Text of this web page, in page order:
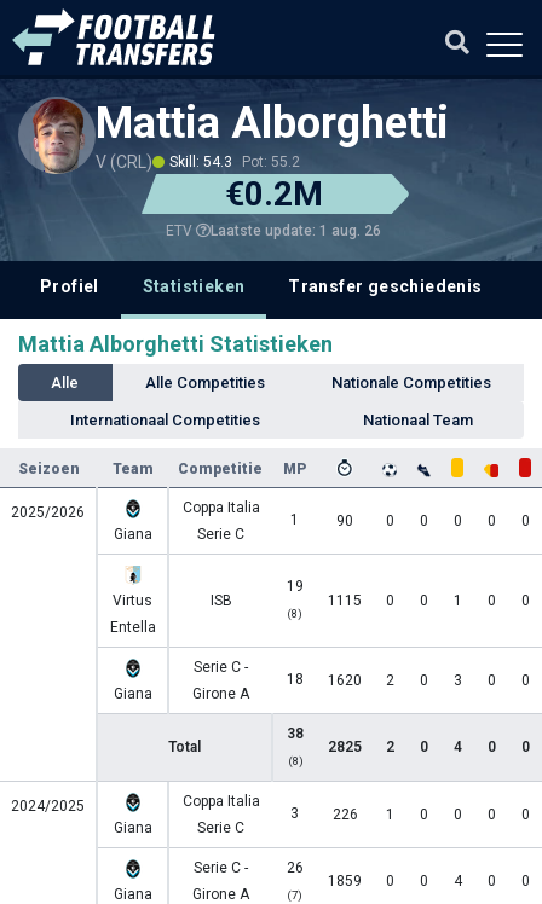
Mattia Alborghetti
V (CRL) Skill: 54.3 Pot: 55.2
€0.2M
ETV Laatste update: 1 aug. 26
Profiel Statistieken Transfer geschiedenis
Mattia Alborghetti Statistieken
Alle Alle Competities Nationale Competities
Internationaal Competities Nationaal Team
Seizoen Team Competitie MP
2025/2026
Giana
Coppa Italia
Serie C
1 90 0 0 0 0 0
Virtus
Entella
ISB
19
(8)
1115 0 0 1 0 0
Giana
Serie C -
Girone A
18 1620 2 0 3 0 0
Total
38
(8)
2825 2 0 4 0 0
2024/2025
Giana
Coppa Italia
Serie C
3 226 1 0 0 0 0
Giana
Serie C -
Girone A
26
(7)
1859 0 0 4 0 0